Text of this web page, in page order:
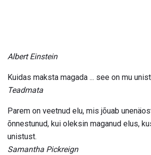
Albert Einstein
Kuidas maksta magada ... see on mu
Teadmata
Parem on veetnud elu, mis jõuab
õnnestunud, kui oleksin maganud elus,
unistust.
Samantha Pickreign